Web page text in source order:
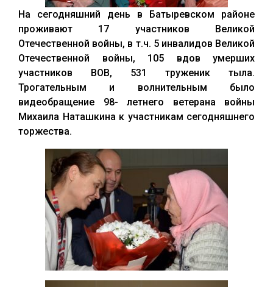
На сегодняшний день в Батыревском районе
проживают 17 участников Великой
Отечественной войны, в т.ч. 5 инвалидов Великой
Отечественной войны, 105 вдов умерших
участников ВОВ, 531 труженик тыла.
Трогательным и волнительным было
видеобращение 98- летнего ветерана войны
Михаила Наташкина к участникам сегодняшнего
торжества.